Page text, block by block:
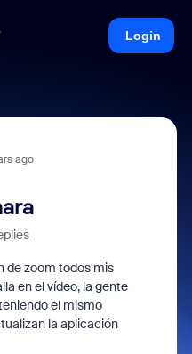
Login
ago
de zoom todos mis
en el vídeo, la gente
el mismo
la aplicación